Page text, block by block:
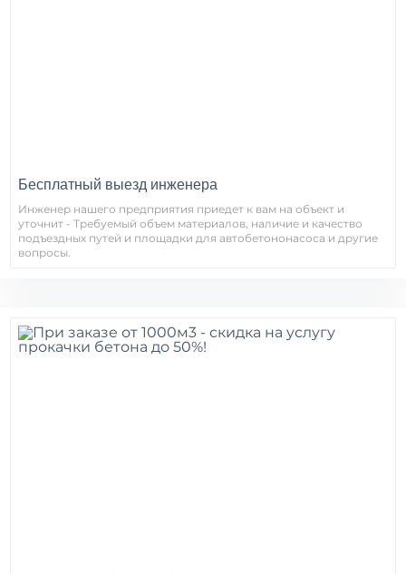
Бесплатный выезд инженера
Инженер нашего предприятия приедет к вам на объект и
уточнит - Требуемый объем материалов, наличие и качество
подъездных путей и площадки для автобетононасоса и другие
вопросы.